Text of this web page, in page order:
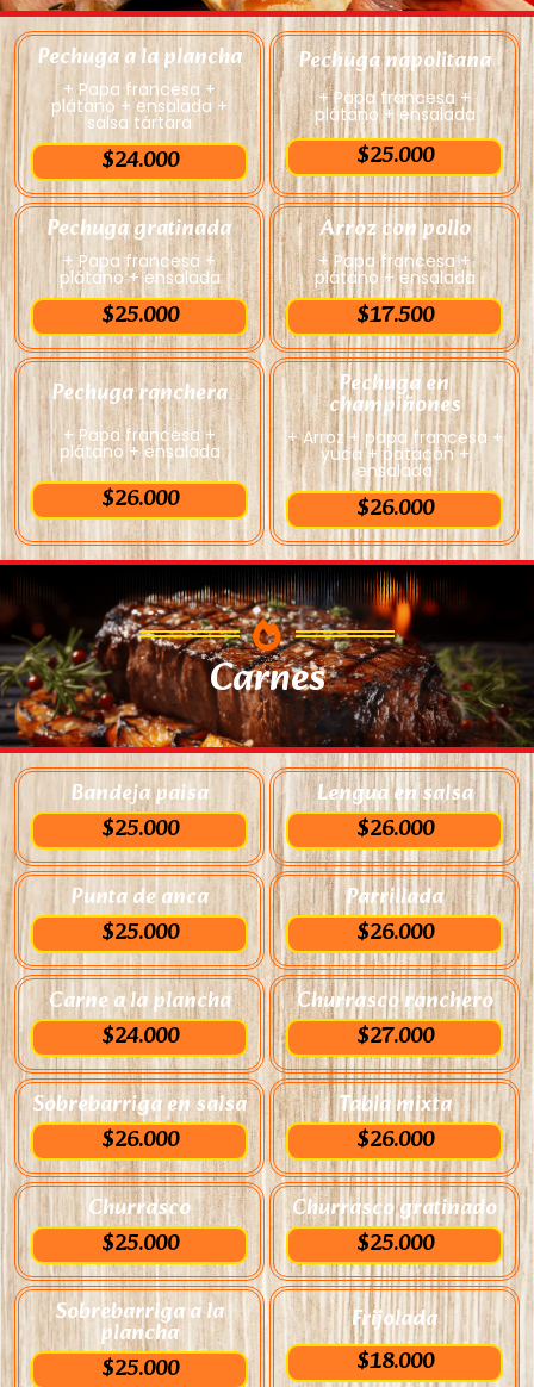
Pechuga a la plancha
+ Papa francesa +
plátano + ensalada +
salsa tártara
$24.000
Pechuga napolitana
+ Papa francesa +
plátano + ensalada
$25.000
Pechuga gratinada
+ Papa francesa +
plátano + ensalada
$25.000
Arroz con pollo
+ Papa francesa +
plátano + ensalada
$17.500
Pechuga ranchera
+ Papa francesa +
plátano + ensalada
$26.000
Pechuga en
champiñones
+ Arroz + papa francesa +
yuca + patacón +
ensalada
$26.000
Carnes
Bandeja paisa
$25.000
Lengua en salsa
$26.000
Punta de anca
$25.000
Parrillada
$26.000
Carne a la plancha
$24.000
Churrasco ranchero
$27.000
Sobrebarriga en salsa
$26.000
Tabla mixta
$26.000
Churrasco
$25.000
Churrasco gratinado
$25.000
Sobrebarriga a la
plancha
$25.000
Frijolada
$18.000